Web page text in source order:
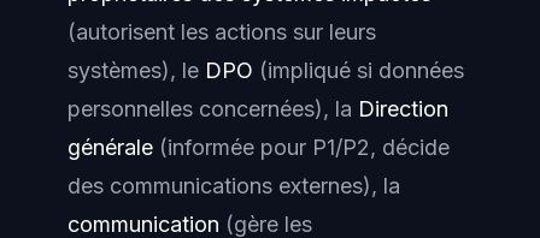
(autorisent les actions sur leurs
systèmes), le DPO (impliqué si données
personnelles concernées), la Direction
générale (informée pour P1/P2, décide
des communications externes), la
communication (gère les